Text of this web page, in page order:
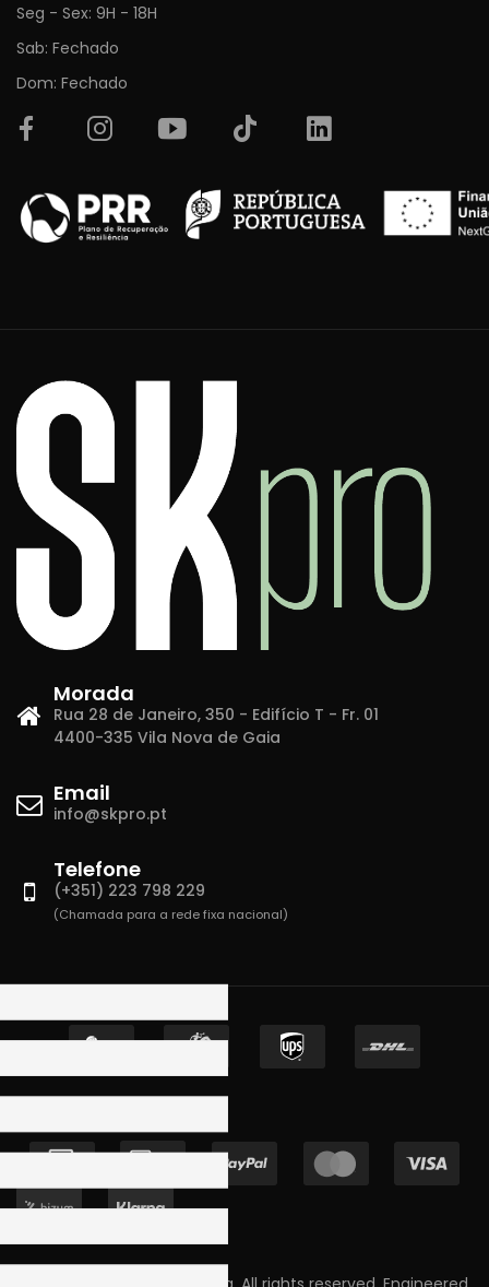
Seg - Sex: 9H - 18H
Sab: Fechado
Dom: Fechado
Morada
Rua 28 de Janeiro, 350 - Edifício T - Fr. 01
4400-335 Vila Nova de Gaia
Email
info@skpro.pt
Telefone
(+351) 223 798 229
(Chamada para a rede fixa nacional)